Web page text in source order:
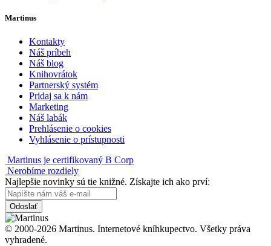
Martinus
Kontakty
Náš príbeh
Náš blog
Knihovrátok
Partnerský systém
Pridaj sa k nám
Marketing
Náš labák
Prehlásenie o cookies
Vyhlásenie o prístupnosti
Martinus je certifikovaný B Corp
Nerobíme rozdiely
Najlepšie novinky sú tie knižné. Získajte ich ako prví:
Odoslať
© 2000-2026 Martinus. Internetové kníhkupectvo. Všetky práva
vyhradené.